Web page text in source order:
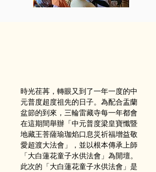
時光荏苒，轉眼又到了一年一度的中
元普度超度祖先的日子。為配合盂蘭
盆節的到來，三輪雷藏寺每一年都會
在這期間舉辦「中元普度梁皇寶懺暨
地藏王菩薩瑜珈焰口息災祈福增益敬
愛超渡大法會」，並以根本傳承上師
「大白蓮花童子水供法會」為開壇。
此次的「大白蓮花童子水供法會」是